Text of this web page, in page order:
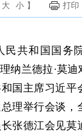
大 小 】 打印
共和国国务
纳兰德拉·莫
国主席习近平
理举行会谈，
张德江会见莫